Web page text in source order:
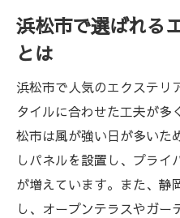
空間作り
展示場活用で実感で
エクステリア展
の魅力
浜松市で選ばれる
とは
浜松市で人気のエクステリ
タイルに合わせた工夫が多
松市は風が強い日が多いた
しパネルを設置し、プラ
が増えています。また、静
し、オープンテラスやガー